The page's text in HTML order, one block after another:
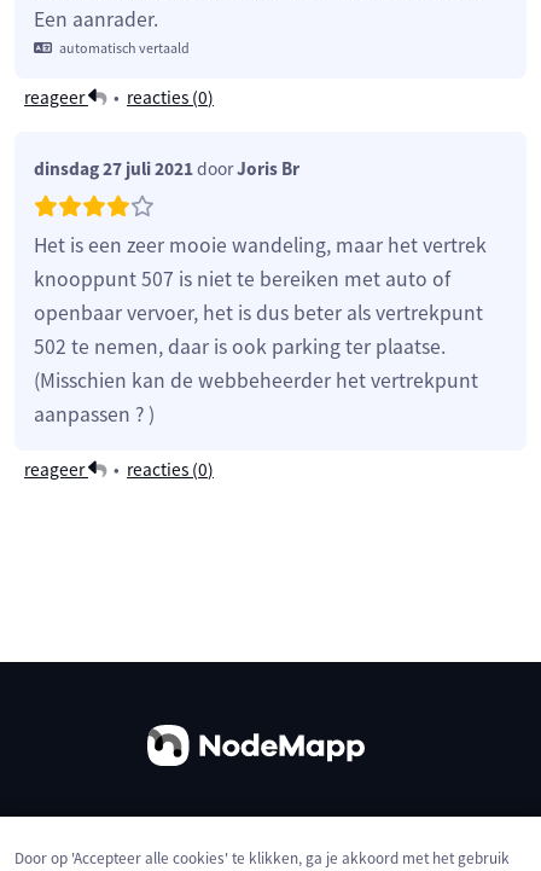
Een aanrader.
automatisch vertaald
reageer • reacties (0)
dinsdag 27 juli 2021doorJoris Br
Het is een zeer mooie wandeling, maar het vertrek
knooppunt 507 is niet te bereiken met auto of
openbaar vervoer, het is dus beter als vertrekpunt
502 te nemen, daar is ook parking ter plaatse.
(Misschien kan de webbeheerder het vertrekpunt
aanpassen ? )
reageer • reacties (0)
Door op 'Accepteer alle cookies' te klikken, ga je akkoord met het gebruik